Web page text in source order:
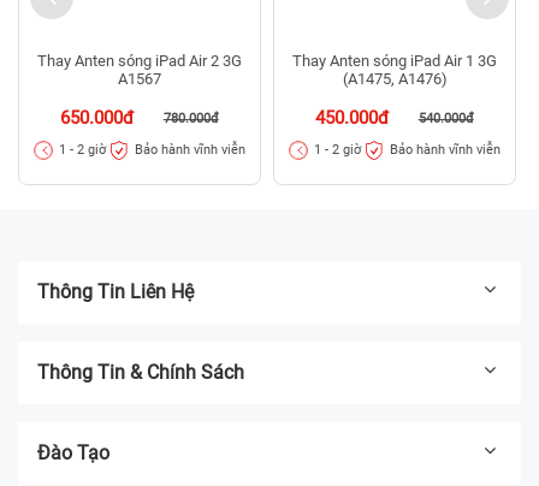
Thay Anten sóng iPad Air 2 3G
A1567
650.000đ 780.000đ
1 - 2 giờ Bảo hành vĩnh viễn
Thay Anten sóng iPad Air 1 3G
(A1475, A1476)
450.000đ 540.000đ
1 - 2 giờ Bảo hành vĩnh viễn
Thông Tin Liên Hệ
Thông Tin & Chính Sách
Đào Tạo